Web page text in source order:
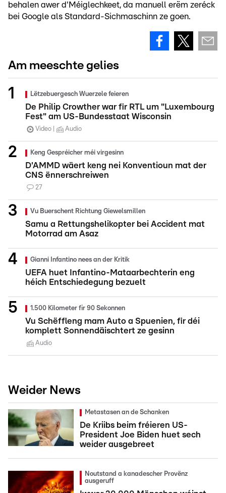
behalen awer d'Méiglechkeet, da manuell erëm zeréck
bei Google als Standard-Sichmaschinn ze goen.
Am meeschte gelies
Lëtzebuergesch Wuerzele feieren
De Philip Crowther war fir RTL um "Luxembourg
Fest" am US-Bundesstaat Wisconsin
Video Audio
Keng Gespréicher méi virgesinn
D'AMMD wäert keng nei Konventioun mat der
CNS ënnerschreiwen
27
Vu Buerschent Richtung Giewelsmillen
Samu a Rettungshelikopter bei Accident mat
Motorrad am Asaz
Gianni Infantino nees an der Kritik
UEFA huet Infantino-Mataarbechterin eng
héich Entschiedegung bezuelt
1.500 Kilometer fir 90 Sekonnen
Vu Schëffleng mam Auto a Spuenien, fir déi
komplett Sonnendäischtert ze gesinn
Audio
Weider News
Metastasen an de Schanken
De Kriibs beim fréieren US-
President Joe Biden huet sech
weider ausgebreet
Noutstand a kanadescher Provënz
ausgeruff